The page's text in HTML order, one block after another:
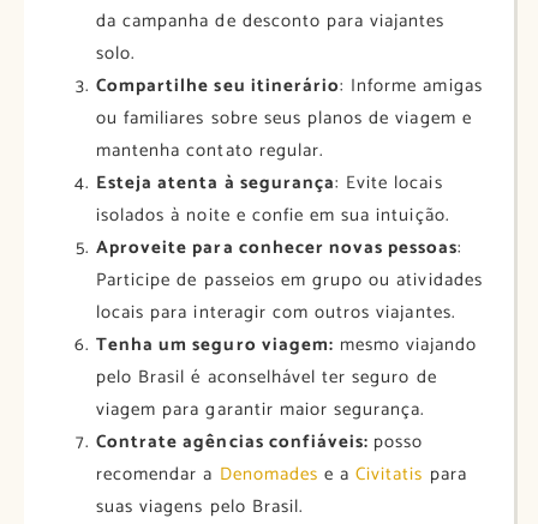
da campanha de desconto para viajantes
solo.​
Compartilhe seu itinerário: Informe amigas
ou familiares sobre seus planos de viagem e
mantenha contato regular.​
Esteja atenta à segurança: Evite locais
isolados à noite e confie em sua intuição.​
Aproveite para conhecer novas pessoas:
Participe de passeios em grupo ou atividades
locais para interagir com outros viajantes.​
Tenha um seguro viagem: mesmo viajando
pelo Brasil é aconselhável ter seguro de
viagem para garantir maior segurança.
Contrate agências confiáveis: posso
recomendar a Denomades e aCivitatis para
suas viagens pelo Brasil.